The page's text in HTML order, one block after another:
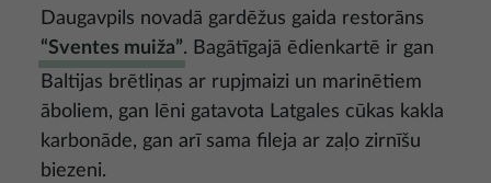
Daugavpils novadā gardēžus gaida restorāns
“Sventes muiža”. Bagātīgajā ēdienkartē ir gan
Baltijas brētliņas ar rupjmaizi un marinētiem
āboliem, gan lēni gatavota Latgales cūkas kakla
karbonāde, gan arī sama fileja ar zaļo zirnīšu
biezeni.